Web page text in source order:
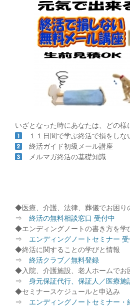
いざとなった時にあなたは、どの様
１１日間で学ぶ終活で損をしな
終活ガイド初級メール講座
メルマガ終活の基礎知識
◆医療、介護、法律、葬儀でお困り
⇒ 終活の無料相談窓口 受付中
◆エンディングノートの書き方を学
⇒ エンディングノートセミナー 受
◆終活に関することの学びと情報
⇒ 終活クラブ／無料登録
◆入院、介護施設、老人ホームでお
⇒ 身元保証代行、保証人／医療施
◆セミナースケジュールと申込み
⇒ エンディングノートセミナー・